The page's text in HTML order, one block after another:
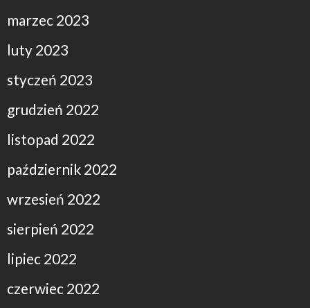
marzec 2023
luty 2023
styczeń 2023
grudzień 2022
listopad 2022
październik 2022
wrzesień 2022
sierpień 2022
lipiec 2022
czerwiec 2022